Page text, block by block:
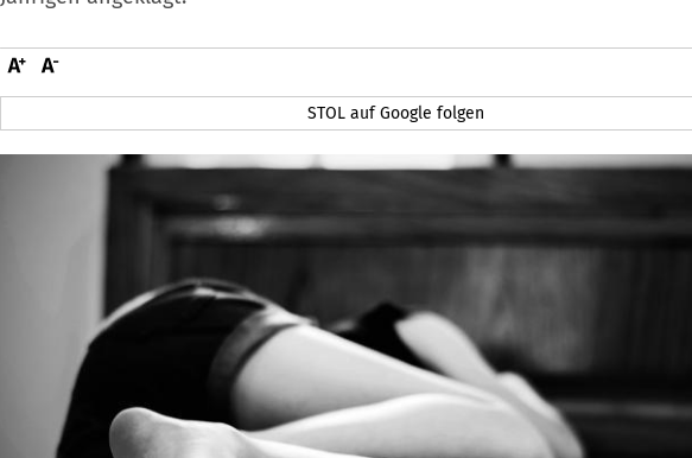
STOL auf Google folgen